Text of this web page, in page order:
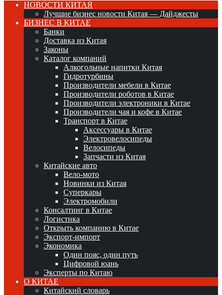
НОВОСТИ КИТАЯ
Лучшие бизнес новости Китая — Дайджесты
БИЗНЕС В КИТАЕ
Банки
Доставка из Китая
Законы
Каталог компаний
Алкогольные напитки Китая
Гидротурбины
Производители мебели в Китае
Производители роботов в Китае
Производители электроники в Китае
Производители чая и кофе в Китае
Транспорт в Китае
Аксессуары в Китае
Электровелосипеды
Велосипеды
Запчасти из Китая
Китайские авто
Вело-мото
Новинки из Китая
Суперкары
Электромобили
Консалтинг в Китае
Логистика
Открыть компанию в Китае
Экспорт-импорт
Экономика
Один пояс, один путь
Цифровой юань
Эксперты по Китаю
О КИТАЕ
Китайский словарь